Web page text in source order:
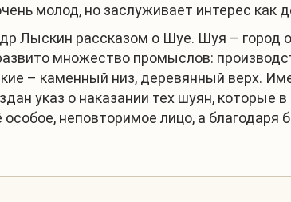
молод, но заслуживает интерес как
Лыскин рассказом о Шуе. Шуя – город
множество промыслов:
– каменный низ, деревянный верх.
указ о наказании тех шуян, которые
неповторимое лицо, а благодаря